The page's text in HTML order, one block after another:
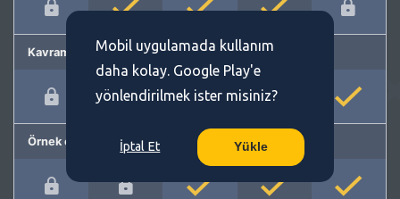
Kavram önerme
Örnek cümleler
Mobil uygulamada kullanım
daha kolay. Google Play'e
yönlendirilmek ister misiniz?
İptal Et Yükle